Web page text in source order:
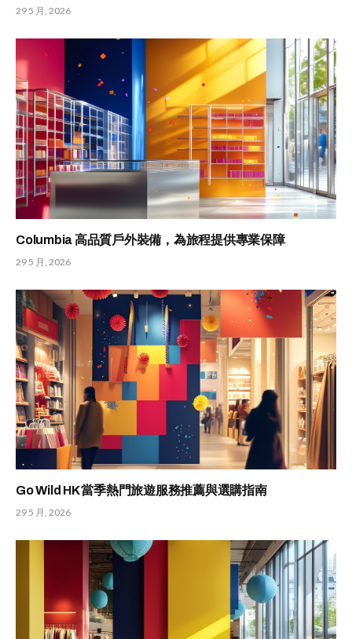
29 5 月, 2026
Columbia 高品質戶外裝備，為旅程提供專業保障
29 5 月, 2026
Go Wild HK 當季熱門旅遊服務推薦與選購指南
29 5 月, 2026